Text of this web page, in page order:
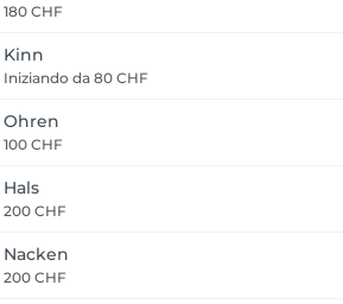
180 CHF
Kinn
Iniziando da 80 CHF
Ohren
100 CHF
Hals
200 CHF
Nacken
200 CHF